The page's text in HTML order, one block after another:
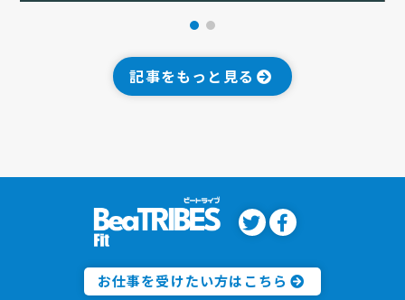
記事をもっと見る
お仕事を受けたい方はこちら